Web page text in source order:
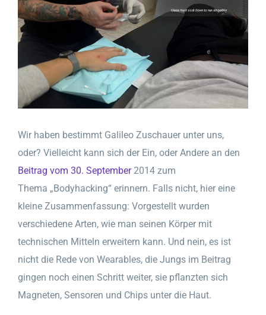
Bild
Wir haben bestimmt Galileo Zuschauer unter uns,
oder? Vielleicht kann sich der Ein, oder Andere an den
Beitrag vom 30. September2014 zum
Thema „Bodyhacking“ erinnern. Falls nicht, hier eine
kleine Zusammenfassung: Vorgestellt wurden
verschiedene Arten, wie man seinen Körper mit
technischen Mitteln erweitern kann. Und nein, es ist
nicht die Rede von Wearables, die Jungs im Beitrag
gingen noch einen Schritt weiter, sie pflanzten sich
Magneten, Sensoren und Chips unter die Haut.